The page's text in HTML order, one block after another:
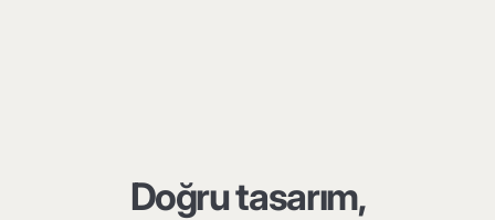
Doğru tasarım,